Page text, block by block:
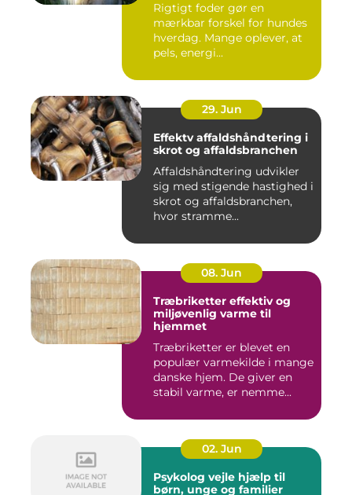
Rigtigt foder gør en
mærkbar forskel for hundes
hverdag. Mange oplever, at
pels, energi...
29. Jun
Effektv affaldshåndtering i
skrot og affaldsbranchen
Affaldshåndtering udvikler
sig med stigende hastighed i
skrot og affaldsbranchen,
hvor stramme...
08. Jun
Træbriketter effektiv og
miljøvenlig varme til
hjemmet
Træbriketter er blevet en
populær varmekilde i mange
danske hjem. De giver en
stabil varme, er nemme...
02. Jun
Psykolog vejle hjælp til
børn, unge og familier